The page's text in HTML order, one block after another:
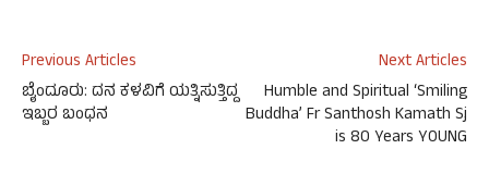
Previous Articles
ಬೈಂದೂರು: ದನ ಕಳವಿಗೆ ಯತ್ನಿಸುತ್ತಿದ್ದ
ಇಬ್ಬರ ಬಂಧನ
Next Articles
Humble and Spiritual ‘Smiling
Buddha’ Fr Santhosh Kamath Sj
is 80 Years YOUNG